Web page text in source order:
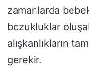
zamanlarda
bozukluklar
alışkanlıkların
gerekir.